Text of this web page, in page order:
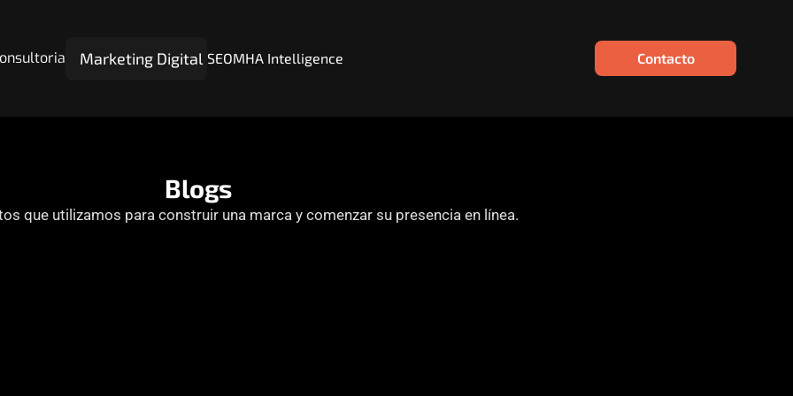
Marketing Digital
Automatización
SEOMHA Intelligence Contacto
Blogs
que utilizamos para construir una marca y comenzar su presencia en línea.